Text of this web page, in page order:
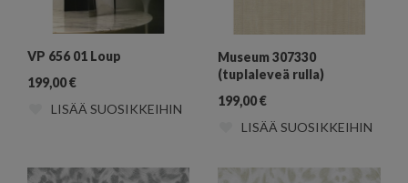
VP 656 01 Loup
199,00€
LISÄÄ SUOSIKKEIHIN
Museum 307330
(tuplaleveä rulla)
199,00€
LISÄÄ SUOSIKKEIHIN